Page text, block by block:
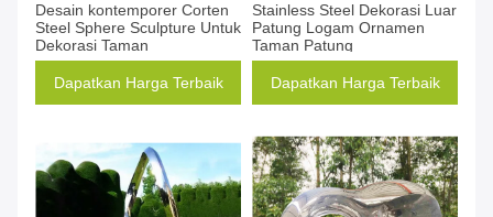
Desain kontemporer Corten
Steel Sphere Sculpture Untuk
Dekorasi Taman
Dapatkan Harga Terbaik
Stainless Steel Dekorasi Luar
Patung Logam Ornamen
Taman Patung
Dapatkan Harga Terbaik